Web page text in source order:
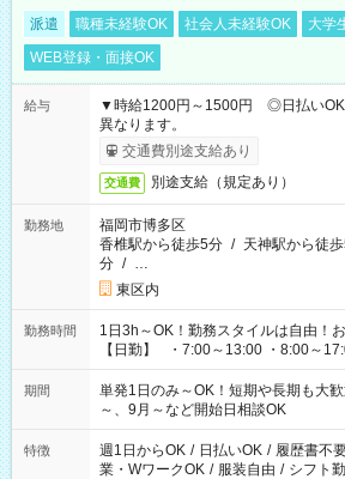
派遣 職種未経験OK 社会人未経験OK 大学
WEB登録・面接OK
給与
▼時給1200円～1500円 ◎日払い
異なります。
交通費別途支給あり
交通費 別途支給（規定あり）
勤務地
福岡市博多区
香椎駅から徒歩5分 / 天神駅から徒
分 / …
東区内
勤務時間
1日3h～OK！勤務スタイルは自由！
【日勤】 ・7:00～13:00 ・8:00～
～18:00 ・10:00～19:00 ・13:00～
16:00～19:00 【夜勤】 ・17:00～21:00 ・18:00～23:00 ・
21:00～翌6:00 ・23:00～翌8:00 など
期間
単発1日のみ～OK！短期や長期も大
～、9月～など開始日相談OK
特徴 週1日からOK / 日払いOK / 履歴書不
業・WワークOK / 服装自由 / シフト